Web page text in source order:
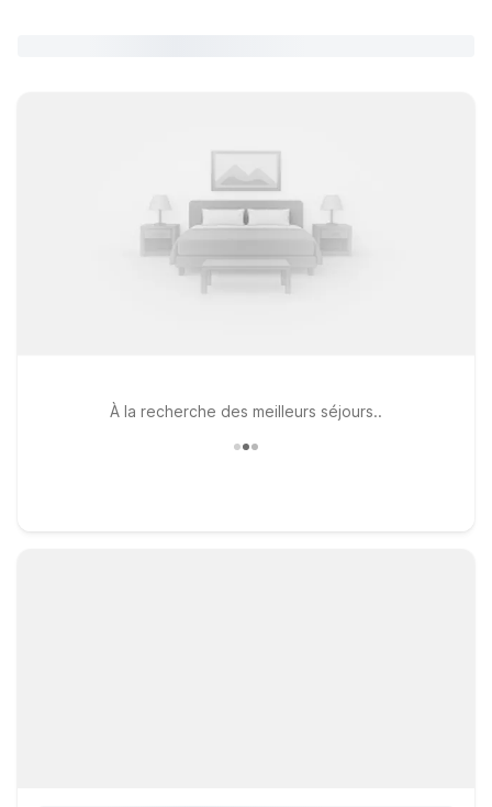
À la recherche des meilleurs séjours..